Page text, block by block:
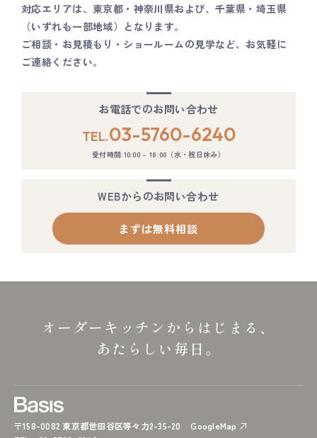
対応エリアは、東京都・神奈川県および、千葉県・埼玉県
（いずれも一部地域）となります。
ご相談・お見積もり・ショールームの見学など、お気軽に
ご連絡ください。
お電話でのお問い合わせ
TEL.03-5760-6240
受付時間:10:00 – 18:00（水・祝日休み）
WEBからのお問い合わせ
まずは無料相談
オーダーキッチンからはじまる、
あたらしい毎日。
〒158-0082 東京都世田谷区等々力2-35-20
GoogleMap